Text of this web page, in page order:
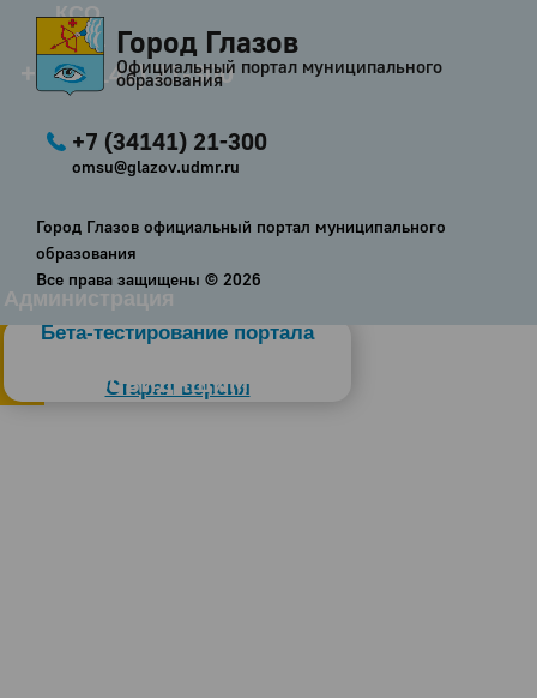
КСО
Дума
+7 (34141) 21-300
Администрация
Бета-тестирование портала
Старая версия
Слабовидящим
Город Глазов
Официальный портал муниципального
образования
+7 (34141) 21-300
omsu@glazov.udmr.ru
Город Глазов официальный портал муниципального
образования
Все права защищены © 2026